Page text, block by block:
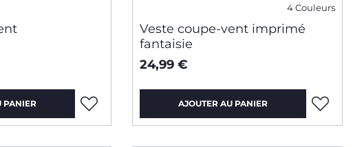
PANIER
4 Couleurs
Veste coupe-vent imprimé
fantaisie
24,99 €
AJOUTER AU PANIER